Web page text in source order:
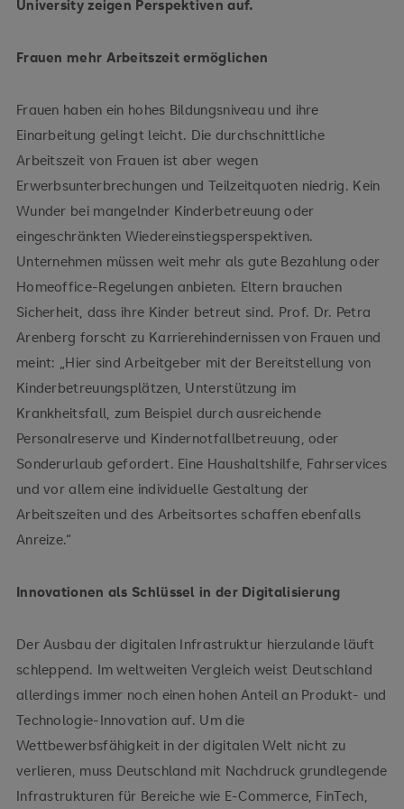
University zeigen Perspektiven auf.
Frauen mehr Arbeitszeit ermöglichen
Frauen haben ein hohes Bildungsniveau und ihre
Einarbeitung gelingt leicht. Die durchschnittliche
Arbeitszeit von Frauen ist aber wegen
Erwerbsunterbrechungen und Teilzeitquoten niedrig. Kein
Wunder bei mangelnder Kinderbetreuung oder
eingeschränkten Wiedereinstiegsperspektiven.
Unternehmen müssen weit mehr als gute Bezahlung oder
Homeoffice-Regelungen anbieten. Eltern brauchen
Sicherheit, dass ihre Kinder betreut sind. Prof. Dr. Petra
Arenberg forscht zu Karrierehindernissen von Frauen und
meint: „Hier sind Arbeitgeber mit der Bereitstellung von
Kinderbetreuungsplätzen, Unterstützung im
Krankheitsfall, zum Beispiel durch ausreichende
Personalreserve und Kindernotfallbetreuung, oder
Sonderurlaub gefordert. Eine Haushaltshilfe, Fahrservices
und vor allem eine individuelle Gestaltung der
Arbeitszeiten und des Arbeitsortes schaffen ebenfalls
Anreize.“
Innovationen als Schlüssel in der Digitalisierung
Der Ausbau der digitalen Infrastruktur hierzulande läuft
schleppend. Im weltweiten Vergleich weist Deutschland
allerdings immer noch einen hohen Anteil an Produkt- und
Technologie-Innovation auf. Um die
Wettbewerbsfähigkeit in der digitalen Welt nicht zu
verlieren, muss Deutschland mit Nachdruck grundlegende
Infrastrukturen für Bereiche wie E-Commerce, FinTech,